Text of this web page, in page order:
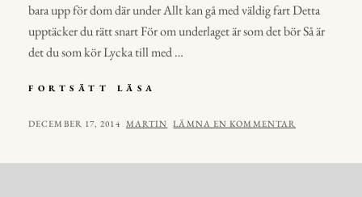
bara upp för dom där under Allt kan gå med väldig fart Detta
upptäcker du rätt snart För om underlaget är som det bör Så är
det du som kör Lycka till med …
FORTSÄTT LÄSA
SNOWRACER
PUBLICERAT
DECEMBER 17, 2014 AV
MARTIN LÄMNA EN KOMMENTAR